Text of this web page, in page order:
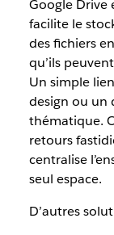
Google
facilite le
des fichiers
qu’ils
Un simple
design ou un
thématique.
retours
centralise
seul espace.
D’autres